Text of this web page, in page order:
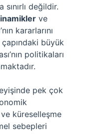
değildir.
ve
kararlarını
büyük
politikaları
pek çok
küreselleşme
sebepleri